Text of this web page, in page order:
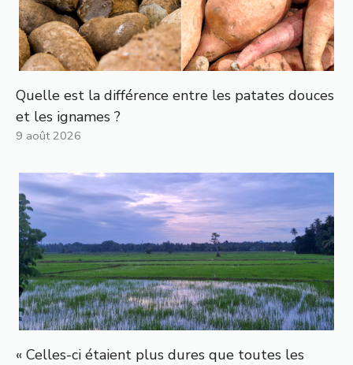
Quelle est la différence entre les patates douces
et les ignames ?
9 août 2026
« Celles-ci étaient plus dures que toutes les